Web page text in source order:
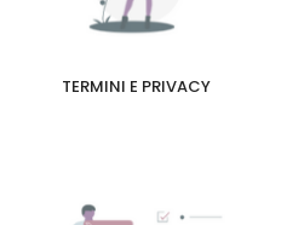
TERMINI E PRIVACY